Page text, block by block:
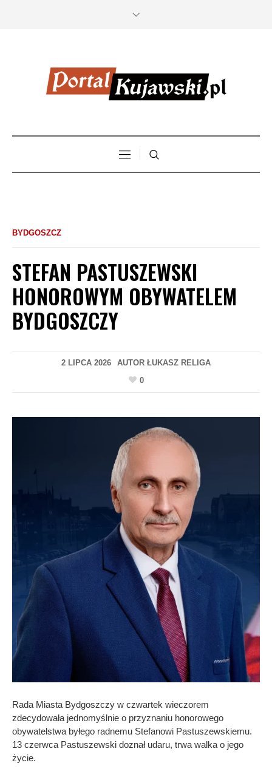
BYDGOSZCZ
STEFAN PASTUSZEWSKI
HONOROWYM OBYWATELEM
BYDGOSZCZY
2 LIPCA 2026 AUTOR ŁUKASZ RELIGA
0
Rada Miasta Bydgoszczy w czwartek wieczorem
zdecydowała jednomyślnie o przyznaniu honorowego
obywatelstwa byłego radnemu Stefanowi Pastuszewskiemu.
13 czerwca Pastuszewski doznał udaru, trwa walka o jego
życie.